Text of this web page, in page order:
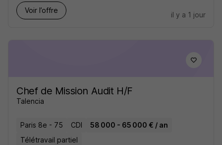
Voir l’offre
il y a 1 jour
Chef de Mission Audit H/F
Talencia
Paris 8e - 75 CDI
58 000 - 65 000 € / an
Télétravail partiel